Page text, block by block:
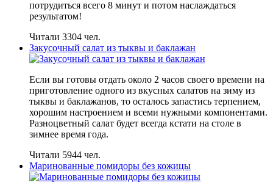
потрудиться всего 8 минут и потом наслаждаться
результатом!
Читали 3304 чел.
Закусочный салат из тыквы и баклажан
Если вы готовы отдать около 2 часов своего времени на
приготовление одного из вкусных салатов на зиму из
тыквы и баклажанов, то осталось запастись терпением,
хорошим настроением и всеми нужными компонентами.
Разноцветный салат будет всегда кстати на столе в
зимнее время года.
Читали 5944 чел.
Маринованные помидоры без кожицы